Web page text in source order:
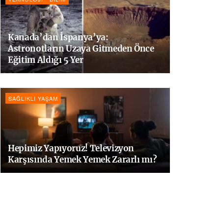
Kanada’dan İspanya’ya:
Astronotların Uzaya Gitmeden Önce
Eğitim Aldığı 5 Yer
SAĞLIKLI YAŞAM
Hepimiz Yapıyoruz! Televizyon
Karşısında Yemek Yemek Zararlı mı?